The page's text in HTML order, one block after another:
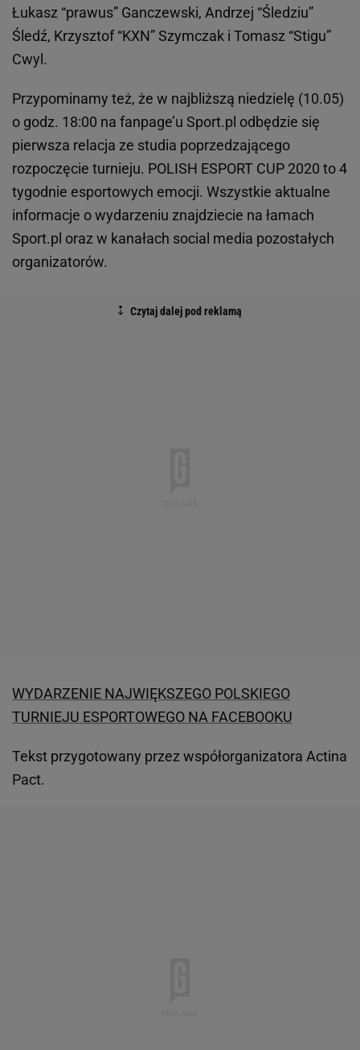
Łukasz “prawus” Ganczewski, Andrzej “Śledziu”
Śledź, Krzysztof “KXN” Szymczak i Tomasz “Stigu”
Cwyl.
Przypominamy też, że w najbliższą niedzielę (10.05)
o godz. 18:00 na fanpage’u Sport.pl odbędzie się
pierwsza relacja ze studia poprzedzającego
rozpoczęcie turnieju. POLISH ESPORT CUP 2020 to 4
tygodnie esportowych emocji. Wszystkie aktualne
informacje o wydarzeniu znajdziecie na łamach
Sport.pl oraz w kanałach social media pozostałych
organizatorów.
WYDARZENIE NAJWIĘKSZEGO POLSKIEGO
TURNIEJU ESPORTOWEGO NA FACEBOOKU
Tekst przygotowany przez współorganizatora Actina
Pact.